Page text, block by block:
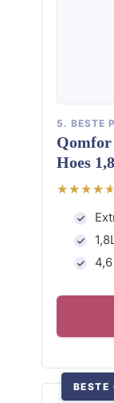
5. BESTE
Hoes
BESTE